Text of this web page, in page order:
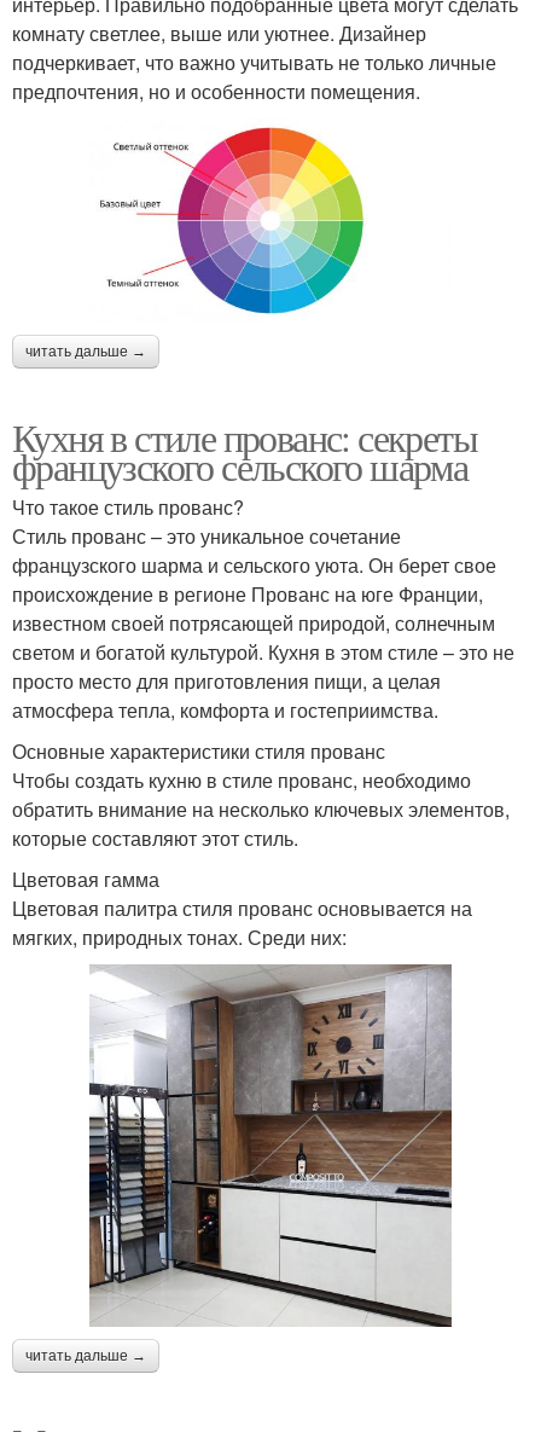
комнату светлее, выше или уютнее. Дизайнер
подчеркивает, что важно учитывать не только личные
предпочтения, но и особенности помещения.
читать дальше →
Кухня в стиле прованс: секреты
французского сельского шарма
Что такое стиль прованс?
Стиль прованс – это уникальное сочетание
французского шарма и сельского уюта. Он берет свое
происхождение в регионе Прованс на юге Франции,
известном своей потрясающей природой, солнечным
светом и богатой культурой. Кухня в этом стиле – это не
просто место для приготовления пищи, а целая
атмосфера тепла, комфорта и гостеприимства.
Основные характеристики стиля прованс
Чтобы создать кухню в стиле прованс, необходимо
обратить внимание на несколько ключевых элементов,
которые составляют этот стиль.
Цветовая гамма
Цветовая палитра стиля прованс основывается на
мягких, природных тонах. Среди них:
читать дальше →